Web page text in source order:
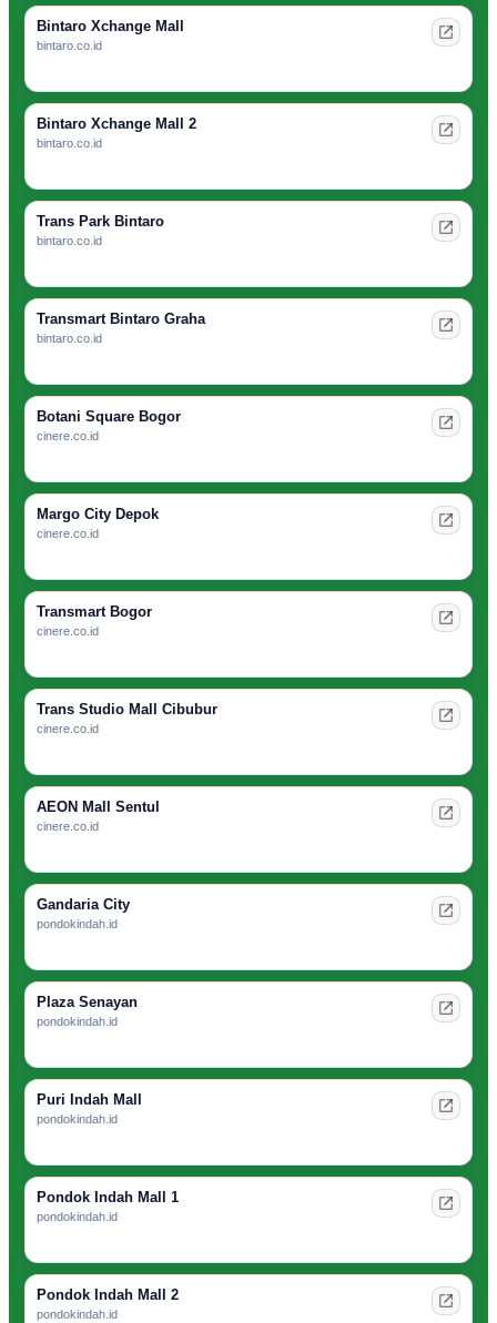
Bintaro Xchange Mall
bintaro.co.id
Bintaro Xchange Mall 2
bintaro.co.id
Trans Park Bintaro
bintaro.co.id
Transmart Bintaro Graha
bintaro.co.id
Botani Square Bogor
cinere.co.id
Margo City Depok
cinere.co.id
Transmart Bogor
cinere.co.id
Trans Studio Mall Cibubur
cinere.co.id
AEON Mall Sentul
cinere.co.id
Gandaria City
pondokindah.id
Plaza Senayan
pondokindah.id
Puri Indah Mall
pondokindah.id
Pondok Indah Mall 1
pondokindah.id
Pondok Indah Mall 2
pondokindah.id